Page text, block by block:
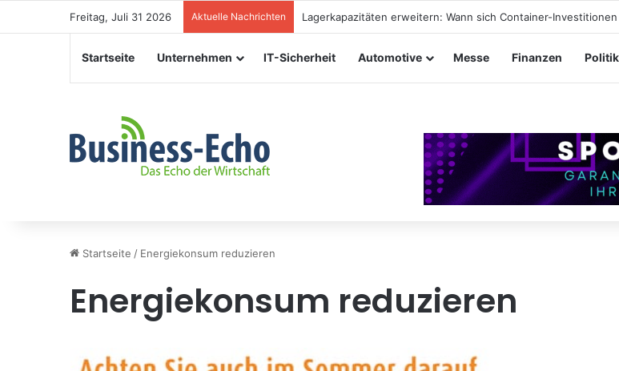
Freitag, Juli 31 2026 Aktuelle Nachrichten Lagerkapazitäten erweitern: Wann sich Container-
Startseite Unternehmen IT-Sicherheit Automotive Messe Finanzen Politik
Startseite / Energiekonsum reduzieren
Energiekonsum reduzieren